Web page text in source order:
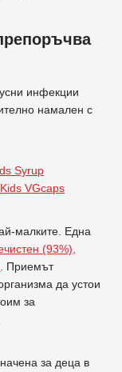
инфекции
намален с
Syrup
Kids VGcaps
малките. Една
(93%),
. Приемът
да устои
за
за деца в